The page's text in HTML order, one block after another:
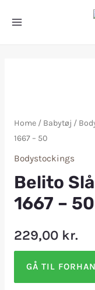
Home/ Babytøj /
1667 – 50
Bodystockings
Belito
1667 – 50
229,00 kr.
GÅ TIL